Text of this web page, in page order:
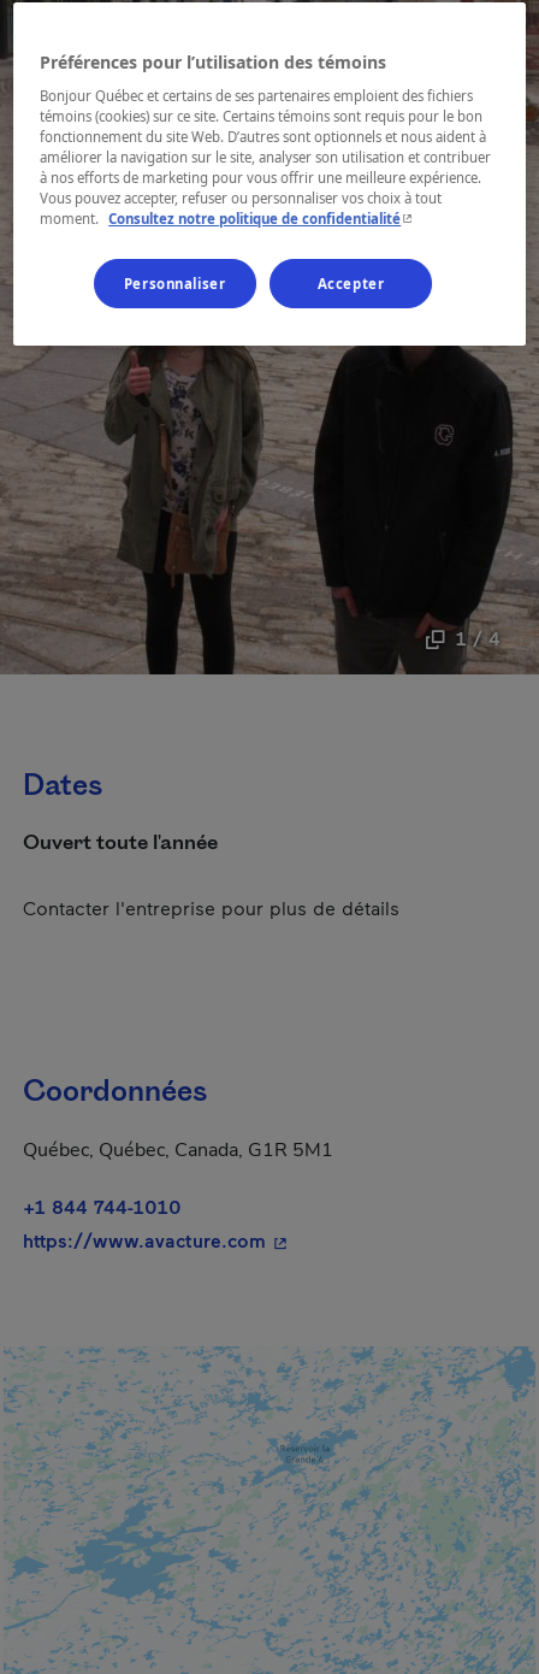
1 / 4
Dates
Ouvert toute l'année
Contacter l'entreprise pour plus de détails
Coordonnées
Québec, Québec, Canada, G1R 5M1
+1 844 744-1010
https://www.avacture.com - Cet hyperlien s'ouvrira
Préférences pour l’utilisation des témoins
Bonjour Québec et certains de ses partenaires emploient des fichiers
témoins (cookies) sur ce site. Certains témoins sont requis pour le bon
fonctionnement du site Web. D’autres sont optionnels et nous aident à
améliorer la navigation sur le site, analyser son utilisation et contribuer
à nos efforts de marketing pour vous offrir une meilleure expérience.
Vous pouvez accepter, refuser ou personnaliser vos choix à tout
moment.
Consultez notre politique de confidentialité- Cet hyperlien
Personnaliser Accepter